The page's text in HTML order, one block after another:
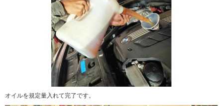
オイルを規定量入れて完了です。